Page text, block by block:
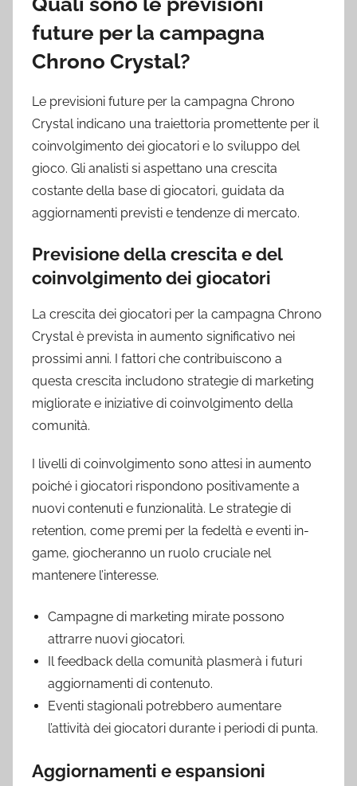
future per la campagna
Chrono Crystal?
Le previsioni future per la campagna Chrono
Crystal indicano una traiettoria promettente per il
coinvolgimento dei giocatori e lo sviluppo del
gioco. Gli analisti si aspettano una crescita
costante della base di giocatori, guidata da
aggiornamenti previsti e tendenze di mercato.
Previsione della crescita e del
coinvolgimento dei giocatori
La crescita dei giocatori per la campagna Chrono
Crystal è prevista in aumento significativo nei
prossimi anni. I fattori che contribuiscono a
questa crescita includono strategie di marketing
migliorate e iniziative di coinvolgimento della
comunità.
I livelli di coinvolgimento sono attesi in aumento
poiché i giocatori rispondono positivamente a
nuovi contenuti e funzionalità. Le strategie di
retention, come premi per la fedeltà e eventi in-
game, giocheranno un ruolo cruciale nel
mantenere l’interesse.
Campagne di marketing mirate possono
attrarre nuovi giocatori.
Il feedback della comunità plasmerà i futuri
aggiornamenti di contenuto.
Eventi stagionali potrebbero aumentare
l’attività dei giocatori durante i periodi di punta.
Aggiornamenti e espansioni